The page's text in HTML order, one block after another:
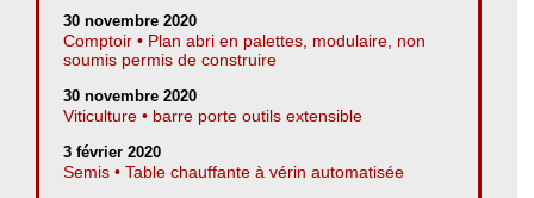
30 novembre 2020
Comptoir • Plan abri en palettes, modulaire, non
soumis permis de construire
30 novembre 2020
Viticulture • barre porte outils extensible
3 février 2020
Semis • Table chauffante à vérin automatisée